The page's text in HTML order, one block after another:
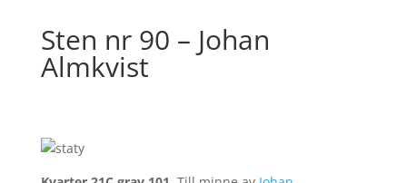
Sten nr 90 – Johan
Almkvist